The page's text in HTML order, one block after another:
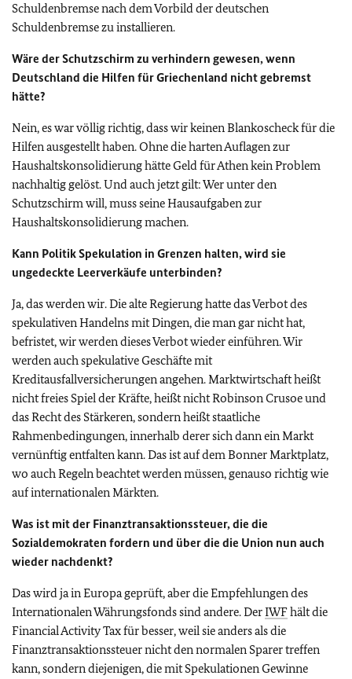
Schuldenbremse nach dem Vorbild der deutschen
Schuldenbremse zu installieren.
Wäre der Schutzschirm zu verhindern gewesen, wenn
Deutschland die Hilfen für Griechenland nicht gebremst
hätte?
Nein, es war völlig richtig, dass wir keinen Blankoscheck für die
Hilfen ausgestellt haben. Ohne die harten Auflagen zur
Haushaltskonsolidierung hätte Geld für Athen kein Problem
nachhaltig gelöst. Und auch jetzt gilt: Wer unter den
Schutzschirm will, muss seine Hausaufgaben zur
Haushaltskonsolidierung machen.
Kann Politik Spekulation in Grenzen halten, wird sie
ungedeckte Leerverkäufe unterbinden?
Ja, das werden wir. Die alte Regierung hatte das Verbot des
spekulativen Handelns mit Dingen, die man gar nicht hat,
befristet, wir werden dieses Verbot wieder einführen. Wir
werden auch spekulative Geschäfte mit
Kreditausfallversicherungen angehen. Marktwirtschaft heißt
nicht freies Spiel der Kräfte, heißt nicht Robinson Crusoe und
das Recht des Stärkeren, sondern heißt staatliche
Rahmenbedingungen, innerhalb derer sich dann ein Markt
vernünftig entfalten kann. Das ist auf dem Bonner Marktplatz,
wo auch Regeln beachtet werden müssen, genauso richtig wie
auf internationalen Märkten.
Was ist mit der Finanztransaktionssteuer, die die
Sozialdemokraten fordern und über die die Union nun auch
wieder nachdenkt?
Das wird ja in Europa geprüft, aber die Empfehlungen des
Internationalen Währungsfonds sind andere. DerIWFhält die
Financial Activity Tax für besser, weil sie anders als die
Finanztransaktionssteuer nicht den normalen Sparer treffen
kann, sondern diejenigen, die mit Spekulationen Gewinne